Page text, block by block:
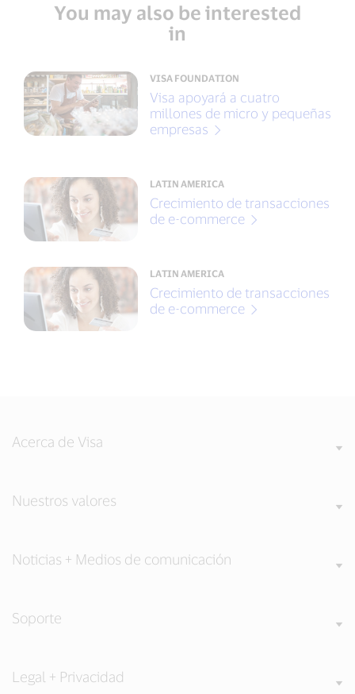
You may also be interested
in
VISA FOUNDATION
Visa apoyará a cuatro
millones de micro y pequeñas
empresas
LATIN AMERICA
Crecimiento de transacciones
de e-commerce
LATIN AMERICA
Crecimiento de transacciones
de e-commerce
Acerca de Visa
Nuestros valores
Noticias + Medios de comunicación
Soporte
Legal + Privacidad